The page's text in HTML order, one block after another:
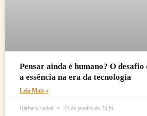
Pensar ainda é humano? O
a essência na era da tecnologia
Leia Mais »
Bárbara Seibel 22 de janeiro de 2026